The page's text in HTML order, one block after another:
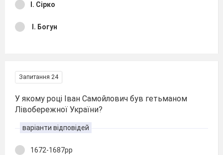
І. Сірко
І. Богун
Запитання 24
У якому році Іван Самойлович був гетьманом
Лівобережної України?
варіанти відповідей
1672-1687рр